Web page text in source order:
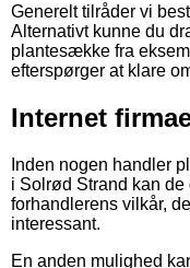
Generelt tilråder vi
Alternativt kunne du
plantesække fra
efterspørger at klare
Internet
Inden nogen handler
i Solrød Strand kan
forhandlerens vilkår,
interessant.
En anden mulighed